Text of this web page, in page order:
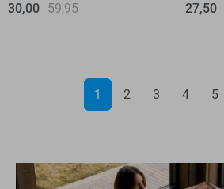
30,00 59,95
27,50
1 2 3 4 5